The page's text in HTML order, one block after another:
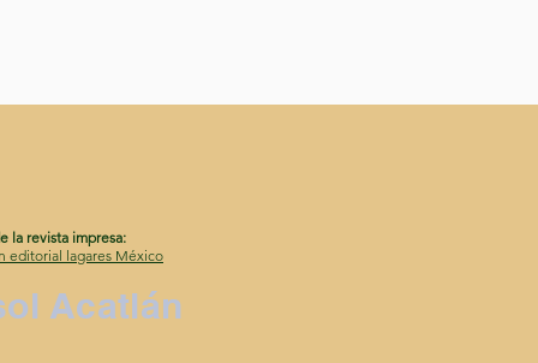
la revista impresa:
editorial lagares México
Acatlán